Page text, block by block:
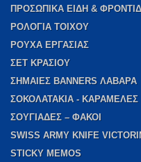
ΠΡΟΣΩΠΙΚΑ ΕΙΔΗ &
ΡΟΛΟΓΙΑ ΤΟΙΧΟΥ
ΡΟΥΧΑ ΕΡΓΑΣΙΑΣ
ΣΕΤ ΚΡΑΣΙΟΥ
ΣΗΜΑΙΕΣ BANNERS ΛΑΒΑΡΑ
ΣΟΚΟΛΑΤΑΚΙΑ - ΚΑΡΑΜΕΛΕΣ
ΣΟΥΓΙΑΔΕΣ – ΦΑΚΟΙ
SWISS ARMY KNIFE
STICKY MEMOS